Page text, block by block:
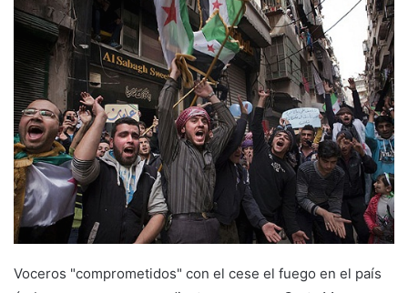
Voceros "comprometidos" con el cese el fuego en el país